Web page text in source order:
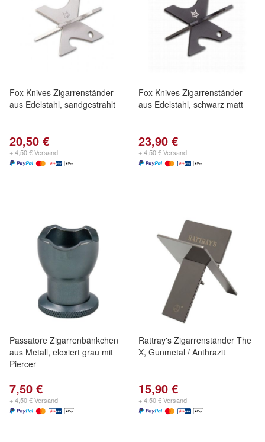
Fox Knives Zigarrenständer
aus Edelstahl, sandgestrahlt
20,50 €
+ 4,50 € Versand
Fox Knives Zigarrenständer
aus Edelstahl, schwarz matt
23,90 €
+ 4,50 € Versand
Passatore Zigarrenbänkchen
aus Metall, eloxiert grau mit
Piercer
7,50 €
+ 4,50 € Versand
Rattray's Zigarrenständer The
X, Gunmetal / Anthrazit
15,90 €
+ 4,50 € Versand